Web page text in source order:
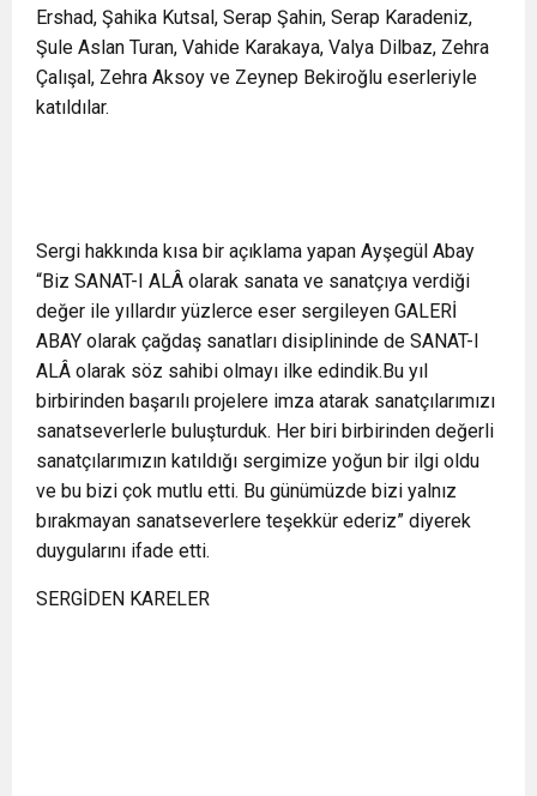
Ershad, Şahika Kutsal, Serap Şahin, Serap Karadeniz,
Şule Aslan Turan, Vahide Karakaya, Valya Dilbaz, Zehra
Çalışal, Zehra Aksoy ve Zeynep Bekiroğlu eserleriyle
katıldılar.
Sergi hakkında kısa bir açıklama yapan Ayşegül Abay
“Biz SANAT-I ALÂ olarak sanata ve sanatçıya verdiği
değer ile yıllardır yüzlerce eser sergileyen GALERİ
ABAY olarak çağdaş sanatları disiplininde de SANAT-I
ALÂ olarak söz sahibi olmayı ilke edindik.Bu yıl
birbirinden başarılı projelere imza atarak sanatçılarımızı
sanatseverlerle buluşturduk. Her biri birbirinden değerli
sanatçılarımızın katıldığı sergimize yoğun bir ilgi oldu
ve bu bizi çok mutlu etti. Bu günümüzde bizi yalnız
bırakmayan sanatseverlere teşekkür ederiz” diyerek
duygularını ifade etti.
SERGİDEN KARELER